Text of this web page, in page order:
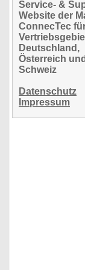
Service- &
Website der
ConnecTec
Deutschland,
Österreich und
Schweiz
Datenschutz
Impressum